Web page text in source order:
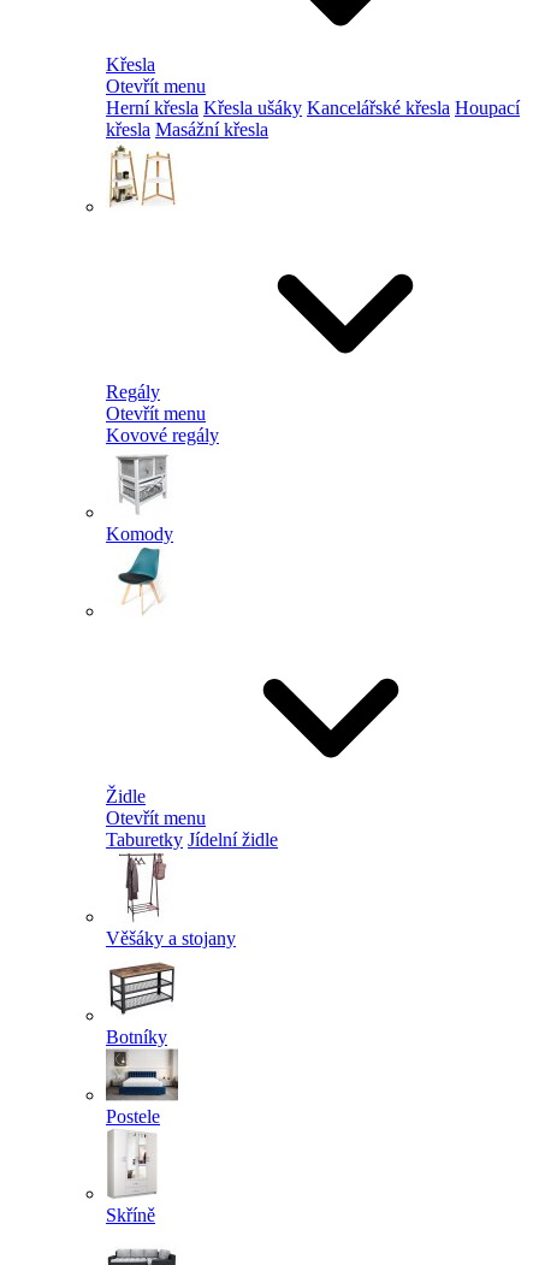
Křesla
Otevřít menu
Herní křesla Křesla ušáky Kancelářské křesla Houpací
křesla Masážní křesla
Regály
Otevřít menu
Kovové regály
Komody
Židle
Otevřít menu
Taburetky Jídelní židle
Věšáky a stojany
Botníky
Postele
Skříně